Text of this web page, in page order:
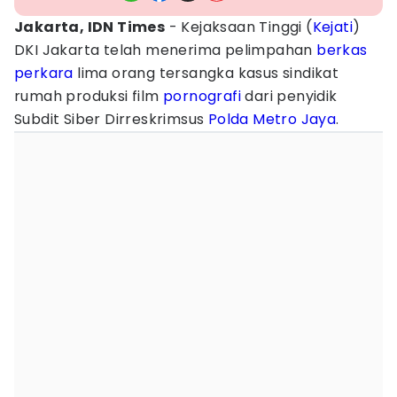
Jakarta, IDN Times - Kejaksaan Tinggi (Kejati)
DKI Jakarta telah menerima pelimpahan berkas
perkara lima orang tersangka kasus sindikat
rumah produksi film pornografidari penyidik
Subdit Siber Dirreskrimsus Polda Metro Jaya.